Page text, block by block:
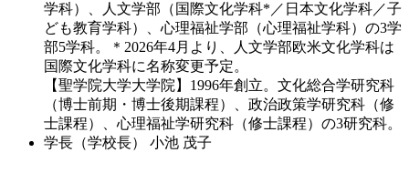
学科）、人文学部（国際文化学科*／日本文化学科／子
ども教育学科）、心理福祉学部（心理福祉学科）の3学
部5学科。＊2026年4月より、人文学部欧米文化学科は
国際文化学科に名称変更予定。
【聖学院大学大学院】1996年創立。文化総合学研究科
（博士前期・博士後期課程）、政治政策学研究科（修
士課程）、心理福祉学研究科（修士課程）の3研究科。
学長（学校長）
小池 茂子